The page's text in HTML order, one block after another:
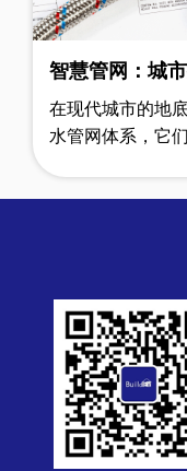
智慧管网：城
守护者”
在现代城市的地
水管网体系，它